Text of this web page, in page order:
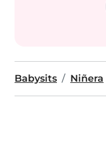
Babysits Niñera